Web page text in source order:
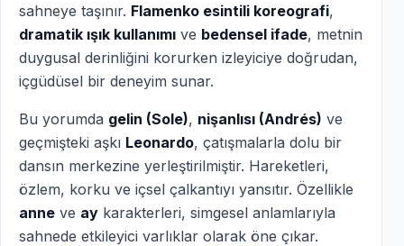
sahneye taşınır. Flamenko esintili koreografi,
dramatik ışık kullanımı ve bedensel ifade, metnin
duygusal derinliğini korurken izleyiciye doğrudan,
içgüdüsel bir deneyim sunar.
Bu yorumda gelin (Sole), nişanlısı (Andrés) ve
geçmişteki aşkı Leonardo, çatışmalarla dolu bir
dansın merkezine yerleştirilmiştir. Hareketleri,
özlem, korku ve içsel çalkantıyı yansıtır. Özellikle
anne ve ay karakterleri, simgesel anlamlarıyla
sahnede etkileyici varlıklar olarak öne çıkar.